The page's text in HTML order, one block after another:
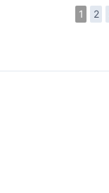
1 2